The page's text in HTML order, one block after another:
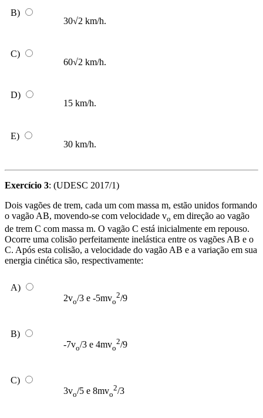
B)
30√2 km/h.
C)
60√2 km/h.
D)
15 km/h.
E)
30 km/h.
Exercício 3: (UDESC 2017/1)
Dois vagões de trem, cada um com massa m, estão unidos formando
o vagão AB, movendo-se com velocidade vo em direção ao vagão
de trem C com massa m. O vagão C está inicialmente em repouso.
Ocorre uma colisão perfeitamente inelástica entre os vagões AB e o
C. Após esta colisão, a velocidade do vagão AB e a variação em sua
energia cinética são, respectivamente:
A)
2vo/3 e -5mvo
2/9
B)
-7vo/3 e 4mvo
2/9
C)
3vo/5 e 8mvo
2/3